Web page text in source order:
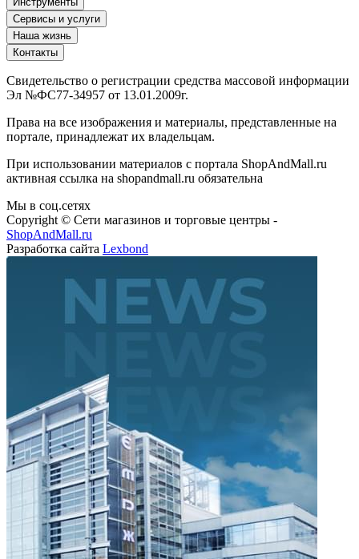
Сервисы и услуги
Наша жизнь
Контакты
Эл №ФС77-34957 от 13.01.2009г.
портале, принадлежат их владельцам.
активная ссылка на shopandmall.ru обязательна
Copyright © Сети магазинов и торговые центры -
ShopAndMall.ru
Разработка сайта